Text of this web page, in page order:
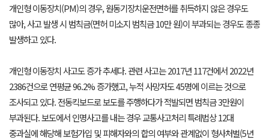
개인형 이동장치(PM)의 경우, 원동기장치운전면허를 취득하지 않은 경우도
많아, 사고 발생 시 범칙금(면허 미소지 범칙금 10만 원)이 부과되는 경우도 종종
발생하고 있다.
개인형 이동장치 사고도 증가 추세다. 관련 사고는 2017년 117건에서 2022년
2386건으로 연평균 96.2% 증가했고, 누적 사망자도 45명에 이르는 것으로
조사되고 있다. 전동킥보드로 보도를 주행하다가 적발되면 범칙금 3만원이
부과된다. 보도에서 인명사고를 내는 경우 교통사고처리 특례법상 12대
중과실에 해당해 보험가입 및 피해자와의 합의 여부와 관계없이 형사처벌(5년